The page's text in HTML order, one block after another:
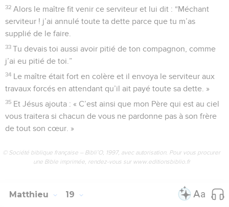
32 Alors le maître fit venir ce serviteur et lui dit : “Méchant
serviteur ! j’ai annulé toute ta dette parce que tu m’as
supplié de le faire.
33 Tu devais toi aussi avoir pitié de ton compagnon, comme
j’ai eu pitié de toi.”
34 Le maître était fort en colère et il envoya le serviteur aux
travaux forcés en attendant qu’il ait payé toute sa dette. »
35 Et Jésus ajouta : « C’est ainsi que mon Père qui est au ciel
vous traitera si chacun de vous ne pardonne pas à son frère
de tout son cœur. »
© Société biblique française – Bibli’O, 1997, avec autorisation. Pour vous procurer
une Bible imprimée, rendez-vous sur www.editionsbiblio.fr
Matthieu 19